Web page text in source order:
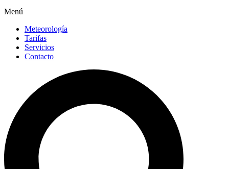
Menú
Meteorología
Tarifas
Servicios
Contacto